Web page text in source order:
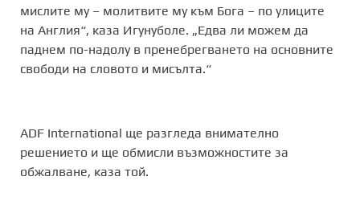
мислите му – молитвите му към Бога – по улиците
на Англия“, каза Игунуболе. „Едва ли можем да
паднем по-надолу в пренебрегването на основните
свободи на словото и мисълта.“
ADF International ще разгледа внимателно
решението и ще обмисли възможностите за
обжалване, каза той.